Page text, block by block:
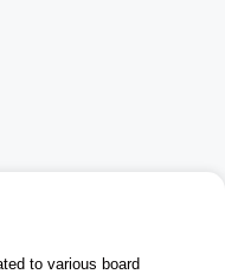
to various board